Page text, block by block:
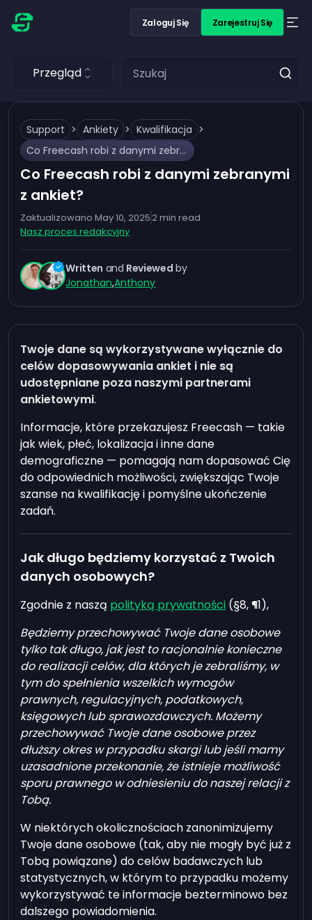
Zaloguj Się Zarejestruj Się
Przegląd
Support > Ankiety > Kwalifikacja >
Co Freecash robi z danymi zebranymi z ankiet?
Co Freecash robi z danymi zebranymi
z ankiet?
Zaktualizowano May 10, 20252min read
Nasz proces redakcyjny
Written and Reviewed by
Jonathan,Anthony
Twoje dane sąwykorzystywane wyłącznie do
celów dopasowywania ankiet i nie są
udostępniane poza naszymi partnerami
ankietowymi.
Informacje, które przekazujesz Freecash — takie
jak wiek, płeć, lokalizacja i inne dane
demograficzne — pomagają nam dopasować Cię
do odpowiednich możliwości, zwiększając Twoje
szanse na kwalifikację i pomyślne ukończenie
zadań.
Jak długo będziemy korzystać z Twoich
danych osobowych?
Zgodnie z naszą polityką prywatności (§8, ¶1),
Będziemy przechowywać Twoje dane osobowe
tylko tak długo, jak jest to racjonalnie konieczne
do realizacji celów, dla których je zebraliśmy, w
tym do spełnienia wszelkich wymogów
prawnych, regulacyjnych, podatkowych,
księgowych lub sprawozdawczych. Możemy
przechowywać Twoje dane osobowe przez
dłuższy okres w przypadku skargi lub jeśli mamy
uzasadnione przekonanie, że istnieje możliwość
sporu prawnego w odniesieniu do naszej relacji z
Tobą.
W niektórych okolicznościach zanonimizujemy
Twoje dane osobowe (tak, aby nie mogły być już z
Tobą powiązane) do celów badawczych lub
statystycznych, w którym to przypadku możemy
wykorzystywać te informacje bezterminowo bez
dalszego powiadomienia.